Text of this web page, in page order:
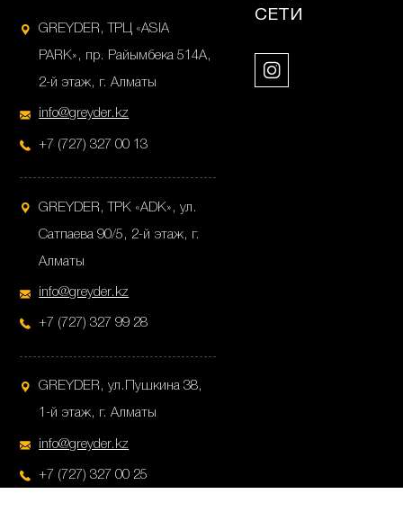
GREYDER, ТРЦ «ASIA
PARK», пр. Райымбека 514А,
2-й этаж, г. Алматы
info@greyder.kz
+7 (727) 327 00 13
GREYDER, ТРК «ADK», ул.
Сатпаева 90/5, 2-й этаж, г.
Алматы
info@greyder.kz
+7 (727) 327 99 28
GREYDER, ул.Пушкина 38,
1-й этаж, г. Алматы
info@greyder.kz
+7 (727) 327 00 25
СЕТИ